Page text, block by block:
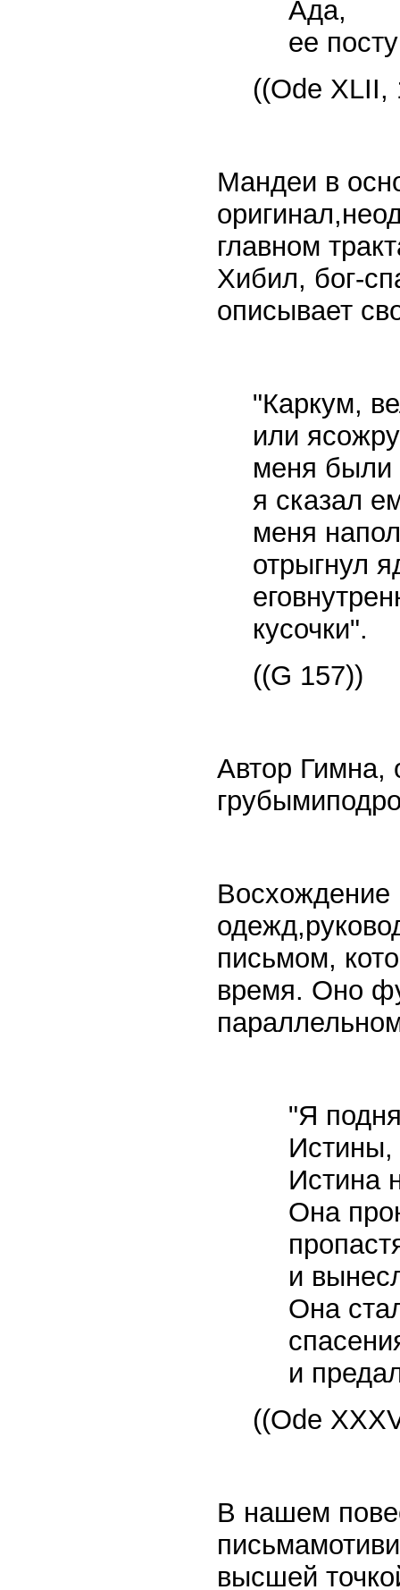
Ада,
ее
((Ode XLII,
Мандеи в
главном
Хибил, бог-
описывает
"Каркум,
или
меня были
я сказал
меня
отрыгнул
кусочки".
((G 157))
Автор Гимна,
Восхождение
письмом,
время. Оно
"Я
Истины,
Истина
Она
и
Она
и
((Ode
В нашем
высшей